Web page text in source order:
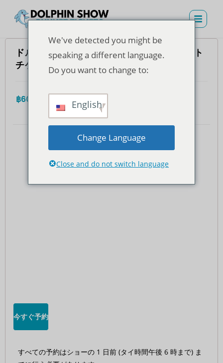
ドルフィンズ ベイ プーケット – VVIP シート
チケット (タイ在住者)
฿600.00
今すぐ予約
すべての予約はショーの 1 日前 (タイ時間午後 6 時まで) ま
We've detected you might be
speaking a different language.
Do you want to change to:
English
Change Language
Close and do not switch language